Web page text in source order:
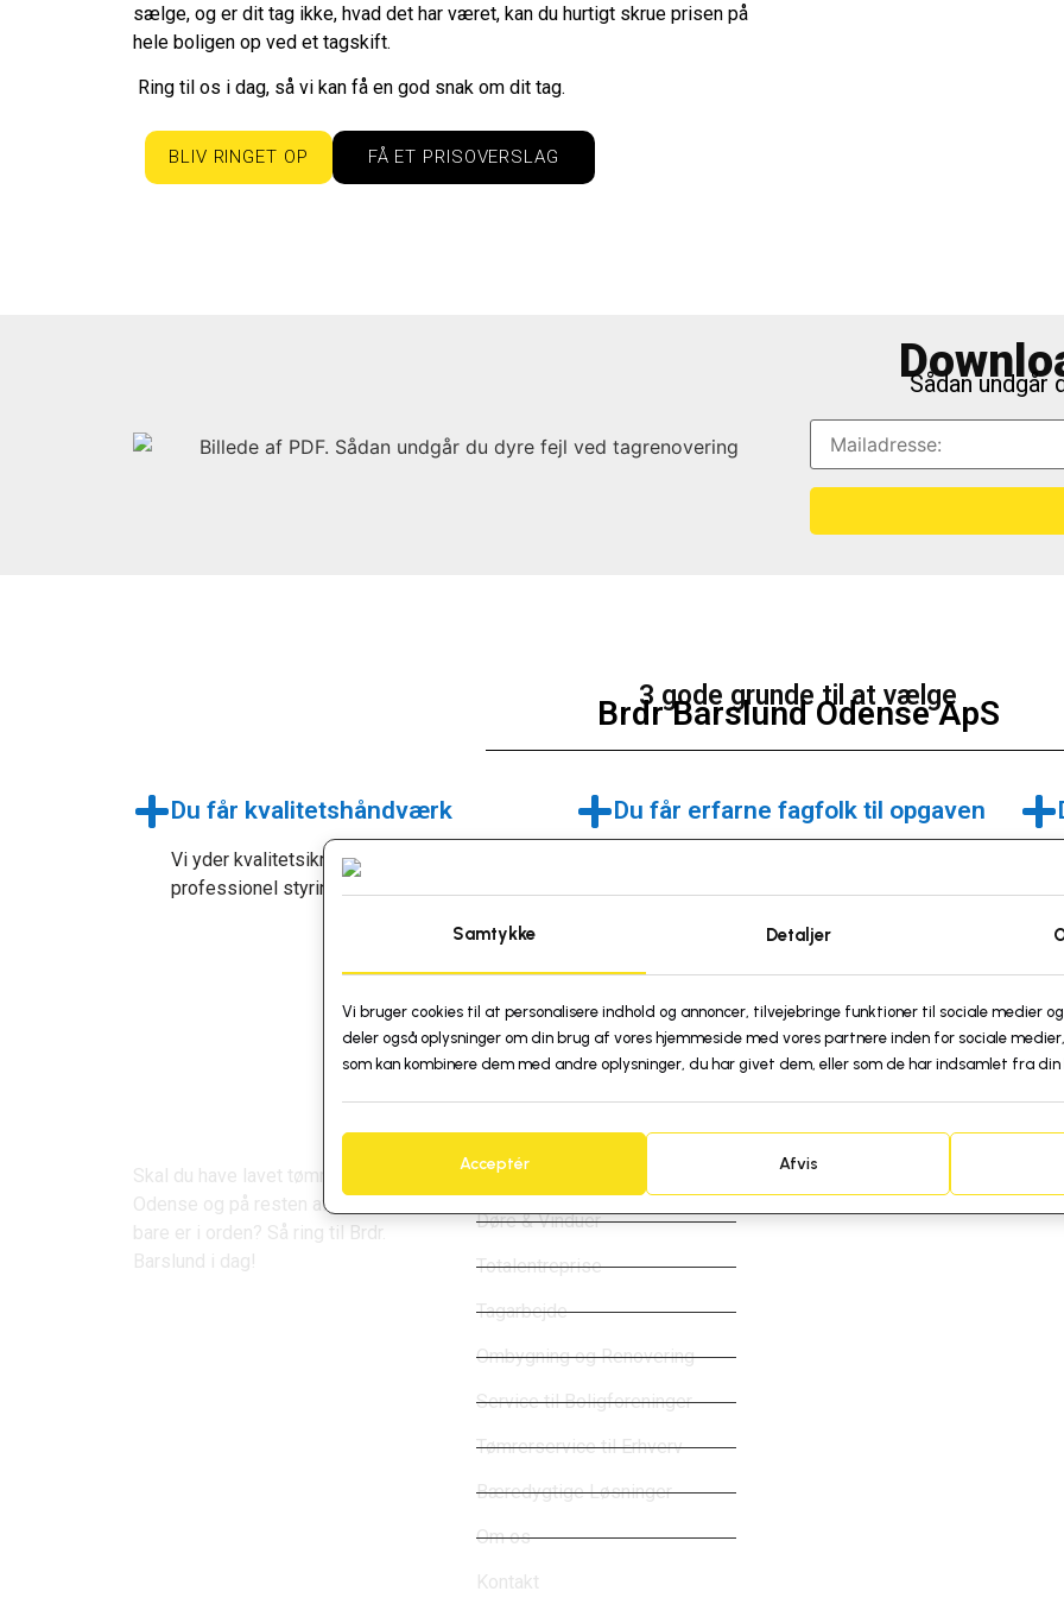
sælge, og er dit tag ikke, hvad det har været, kan du hurtigt skrue prisen på
hele boligen op ved et tagskift.
Ring til os i dag, så vi kan få en god snak om dit tag.
BLIV RINGET OP FÅ ET PRISOVERSLAG
Sådan undgår
3 gode grunde til at vælge
Brdr Barslund Odense ApS
Du får kvalitetshåndværk
Vi yder kvalitetsikret håndværk med
professionel styring og effektiv korodinering.
Du får erfarne fagfolk til opgaven
Skal du have lavet tømrerarbejde i
Odense og på resten af Fyn, som
bare er i orden? Så ring til Brdr.
Barslund i dag!
Hurtige links
Vi tilbyder
Døre & Vinduer
Totalentreprise
Tagarbejde
Ombygning og Renovering
Service til Boligforeninger
Tømrerservice til Erhverv
Bæredygtige Løsninger
Om os
Kontakt
Medlem af
Samtykke Detaljer
Vi bruger cookies til at personalisere indhold og annoncer, tilvejebringe funktioner til sociale medier
deler også oplysninger om din brug af vores hjemmeside med vores partnere inden for sociale
som kan kombinere dem med andre oplysninger, du har givet dem, eller som de har indsamlet fra
Acceptér Afvis